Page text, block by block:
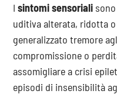
Isintomi sensoriali
uditiva alterata, ridotta
generalizzato tremore
compromissione o
assomigliare a crisi
episodi di insensibilità